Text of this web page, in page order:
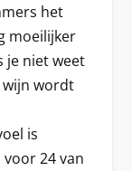
het
moeilijker
je niet weet
wordt
is
voor 24 van